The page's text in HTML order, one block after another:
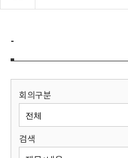
정
보
원
-
회의구분
검색